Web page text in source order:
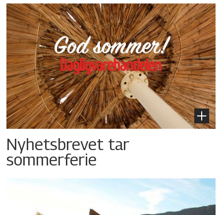
Nyhetsbrevet tar
sommerferie